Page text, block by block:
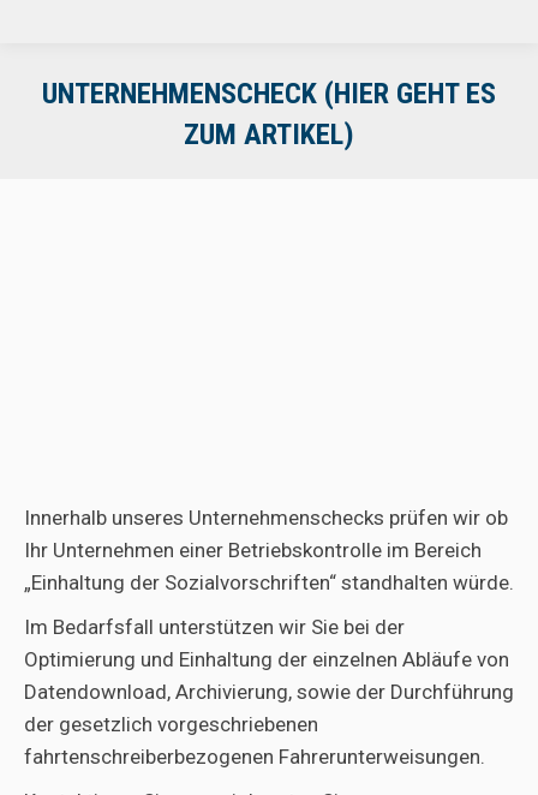
UNTERNEHMENSCHECK (HIER GEHT ES
ZUM ARTIKEL)
Innerhalb unseres Unternehmenschecks prüfen wir ob
Ihr Unternehmen einer Betriebskontrolle im Bereich
„Einhaltung der Sozialvorschriften“ standhalten würde.
Im Bedarfsfall unterstützen wir Sie bei der
Optimierung und Einhaltung der einzelnen Abläufe von
Datendownload, Archivierung, sowie der Durchführung
der gesetzlich vorgeschriebenen
fahrtenschreiberbezogenen Fahrerunterweisungen.